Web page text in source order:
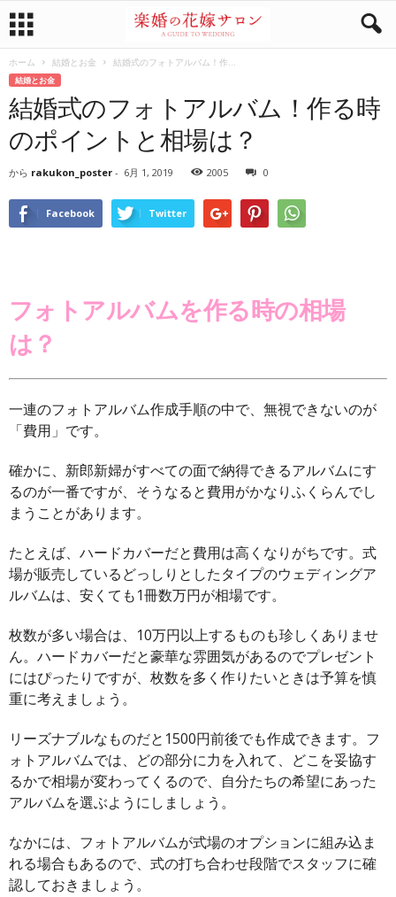
ホーム 結婚とお金 結婚式のフォトアルバム！作...
結婚とお金
結婚式のフォトアルバム！作る時
のポイントと相場は？
から rakukon_poster - 6月 1, 2019 2005 0
Facebook Twitter
フォトアルバムを作る時の相場
は？
一連のフォトアルバム作成手順の中で、無視できないのが
「費用」です。
確かに、新郎新婦がすべての面で納得できるアルバムにす
るのが一番ですが、そうなると費用がかなりふくらんでし
まうことがあります。
たとえば、ハードカバーだと費用は高くなりがちです。式
場が販売しているどっしりとしたタイプのウェディングア
ルバムは、安くても1冊数万円が相場です。
枚数が多い場合は、10万円以上するものも珍しくありませ
ん。ハードカバーだと豪華な雰囲気があるのでプレゼント
にはぴったりですが、枚数を多く作りたいときは予算を慎
重に考えましょう。
リーズナブルなものだと1500円前後でも作成できます。フ
ォトアルバムでは、どの部分に力を入れて、どこを妥協す
るかで相場が変わってくるので、自分たちの希望にあった
アルバムを選ぶようにしましょう。
なかには、フォトアルバムが式場のオプションに組み込ま
れる場合もあるので、式の打ち合わせ段階でスタッフに確
認しておきましょう。